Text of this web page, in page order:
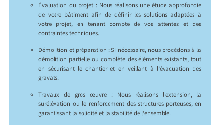
Évaluation du projet : Nous réalisons une étude approfondie
de votre bâtiment afin de définir les solutions adaptées à
votre projet, en tenant compte de vos attentes et des
contraintes techniques.
Démolition et préparation : Si nécessaire, nous procédons à la
démolition partielle ou complète des éléments existants, tout
en sécurisant le chantier et en veillant à l’évacuation des
gravats.
Travaux de gros œuvre : Nous réalisons l’extension, la
surélévation ou le renforcement des structures porteuses, en
garantissant la solidité et la stabilité de l’ensemble.